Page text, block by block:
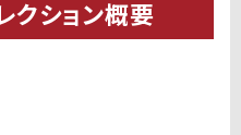
クション概要